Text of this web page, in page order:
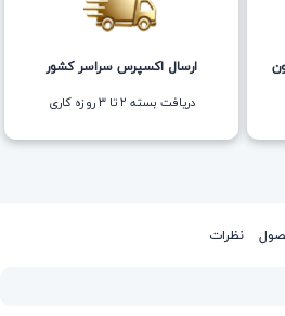
ارسال اکسپرس سراسر کشور
دریافت بسته ۲ تا ۳ روزه کاری
نظرات